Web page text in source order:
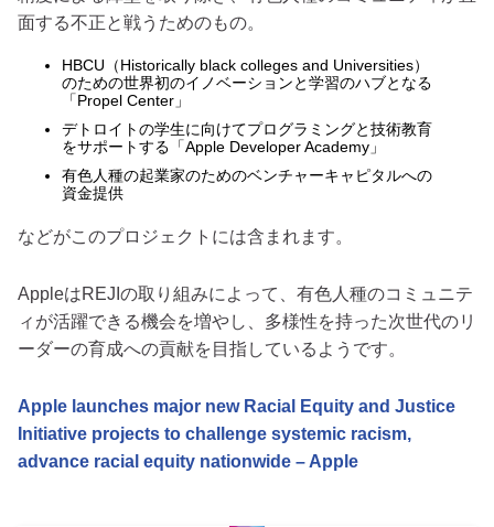
面する不正と戦うためのもの。
HBCU（Historically black colleges and Universities）
のための世界初のイノベーションと学習のハブとなる
「Propel Center」
デトロイトの学生に向けてプログラミングと技術教育
をサポートする「Apple Developer Academy」
有色人種の起業家のためのベンチャーキャピタルへの
資金提供
などがこのプロジェクトには含まれます。
AppleはREJIの取り組みによって、有色人種のコミュニテ
ィが活躍できる機会を増やし、多様性を持った次世代のリ
ーダーの育成への貢献を目指しているようです。
Apple launches major new Racial Equity and Justice
Initiative projects to challenge systemic racism,
advance racial equity nationwide – Apple